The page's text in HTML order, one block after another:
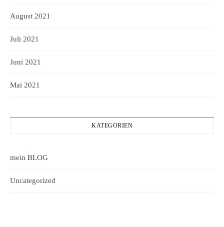
August 2021
Juli 2021
Juni 2021
Mai 2021
KATEGORIEN
mein BLOG
Uncategorized